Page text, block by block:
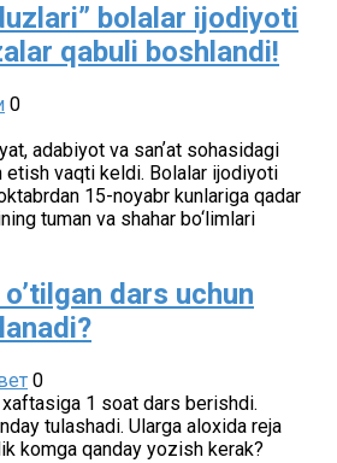
bolalar ijodiyoti
qabuli boshlandi!
0
adabiyot va sanʼat sohasidagi
vaqti keldi. Bolalar ijodiyoti
15-noyabr kunlariga qadar
tuman va shahar bo‘limlari
dars uchun
0
xaftasiga 1 soat dars berishdi.
tulashadi. Ularga aloxida reja
komga qanday yozish kerak?